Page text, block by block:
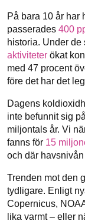
På bara 10 år har
passerades 400
historia. Under de
aktiviteter ökat
med 47 procent
före det har det
Dagens
inte befunnit sig
miljontals år. Vi
fanns för 15
och där
Trenden mot den
tydligare. Enligt
Copernicus,
lika varmt – eller